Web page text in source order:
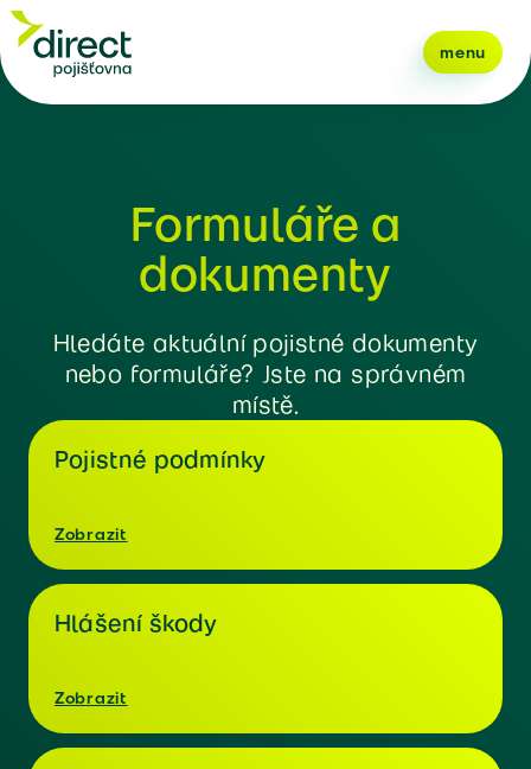
menu
Formuláře a
dokumenty
Hledáte aktuální pojistné dokumenty
nebo formuláře? Jste na správném
místě.
Pojistné podmínky
Zobrazit
Hlášení škody
Zobrazit